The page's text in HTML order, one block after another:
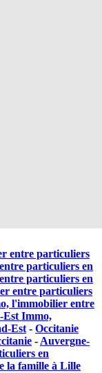
entre particuliers
particuliers en
particuliers en
entre particuliers
l'immobilier entre
Est Immo,
Est - Occitanie
- Auvergne-
en
la famille à Lille